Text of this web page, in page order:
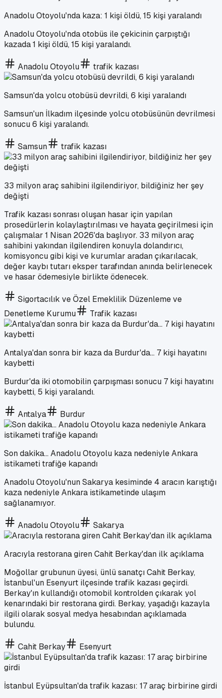
Anadolu Otoyolu'nda kaza: 1 kişi öldü, 15 kişi yaralandı
Anadolu Otoyolu'nda otobüs ile çekicinin çarpıştığı
kazada 1 kişi öldü, 15 kişi yaralandı.
Anadolu Otoyolu trafik kazası
Samsun'da yolcu otobüsü devrildi, 6 kişi yaralandı
Samsun'un İlkadım ilçesinde yolcu otobüsünün devrilmesi
sonucu 6 kişi yaralandı.
Samsun trafik kazası
33 milyon araç sahibini ilgilendiriyor, bildiğiniz her şey
değişti
Trafik kazası sonrası oluşan hasar için yapılan
prosedürlerin kolaylaştırılması ve hayata geçirilmesi için
çalışmalar 1 Nisan 2026'da başlıyor. 33 milyon araç
sahibini yakından ilgilendiren konuyla dolandırıcı,
komisyoncu gibi kişi ve kurumlar aradan çıkarılacak,
değer kaybı tutarı eksper tarafından anında belirlenecek
ve hasar ödemesiyle birlikte ödenecek.
Sigortacılık ve Özel Emeklilik Düzenleme ve
Denetleme Kurumu
Trafik kazası
Antalya'dan sonra bir kaza da Burdur'da... 7 kişi hayatını
kaybetti
Burdur'da iki otomobilin çarpışması sonucu 7 kişi hayatını
kaybetti, 5 kişi yaralandı.
Antalya Burdur
Son dakika... Anadolu Otoyolu kaza nedeniyle Ankara
istikameti trafiğe kapandı
Anadolu Otoyolu'nun Sakarya kesiminde 4 aracın karıştığı
kaza nedeniyle Ankara istikametinde ulaşım
sağlanamıyor.
Anadolu Otoyolu Sakarya
Aracıyla restorana giren Cahit Berkay'dan ilk açıklama
Moğollar grubunun üyesi, ünlü sanatçı Cahit Berkay,
İstanbul'un Esenyurt ilçesinde trafik kazası geçirdi.
Berkay'ın kullandığı otomobil kontrolden çıkarak yol
kenarındaki bir restorana girdi. Berkay, yaşadığı kazayla
ilgili olarak sosyal medya hesabından açıklamada
bulundu.
Cahit Berkay Esenyurt
İstanbul Eyüpsultan'da trafik kazası: 17 araç birbirine girdi